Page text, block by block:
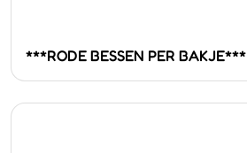
***RODE BESSEN PER BAKJE***